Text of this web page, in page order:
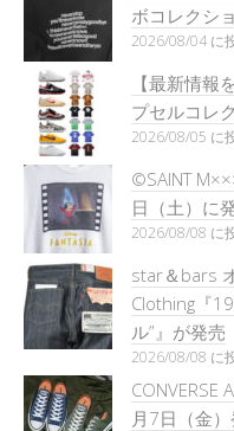
ボコレクシ
2026/08/04 に
【最新情報
プセルコレ
2026/08/05 に
©SAINT
日（土）に
2026/08/08 に
star＆bars
Clothing『
ル”』が発売
2026/08/08 に
CONVERSE
月7日（金